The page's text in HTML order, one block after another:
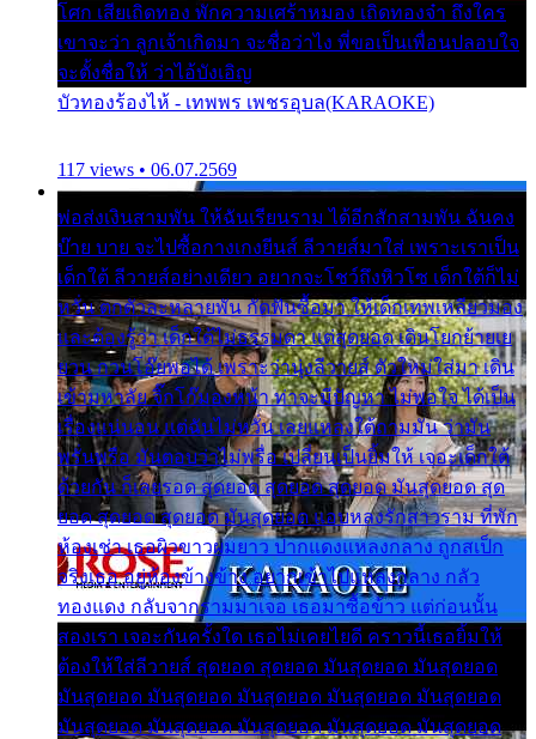
โศก เสียเถิดทอง พักความเศร้าหมอง เถิดทองจ๋า ถึงใคร
เขาจะว่า ลูกเจ้าเกิดมา จะชื่อว่าไง พี่ขอเป็นเพื่อนปลอบใจ
จะตั้งชื่อให้ ว่าไอ้บังเอิญ
บัวทองร้องไห้ - เทพพร เพชรอุบล(KARAOKE)
117 views • 06.07.2569
พ่อส่งเงินสามพัน ให้ฉันเรียนราม ได้อีกสักสามพัน ฉันคง
บ๊าย บาย จะไปซื้อกางเกงยีนส์ ลีวายส์มาใส่ เพราะเราเป็น
เด็กใต้ ลีวายส์อย่างเดียว อยากจะโชว์ถึงหิวโซ เด็กใต้ก็ไม่
หวั่น ตกตัวละหลายพัน กัดฟันซื้อมา ให้เด็กเทพเหลียวมอง
และต้องรู้ว่า เด็กใต้ไม่ธรรมดา แต่สุดยอด เดินโยกย้ายเย
ยวน กวนโอ๊ยพอได้ เพราะว่านุ่งลีวายส์ ตัวใหม่ใส่มา เดิน
เข้ามหาลัย จิ๊กโก๊มองหน้า ท่าจะมีปัญหา ไม่พอใจ ได้เป็น
เรื่องแน่นอน แต่ฉันไม่หวั่น เลยแหลงใต้ถามมัน ว่ามัน
พรั่นพรือ มันตอบว่าไม่พรื่อ เปลี่ยนเป็นยิ้มให้ เจอะเด็กใต้
ด้วยกัน ก็เลยรอด สุดยอด สุดยอด สุดยอด มันสุดยอด สุด
ยอด สุดยอด สุดยอด มันสุดยอด แอบหลงรักสาวราม ที่พัก
ห้องเช่า เธอผิวขาวผมยาว ปากแดงแหลงกลาง ถูกสเป็ก
จริงเธอ อยู่ห้องข้างข้าง อยากเข้าไปแหลงกลาง กลัว
ทองแดง กลับจากรามมาเจอ เธอมาซื้อข้าว แต่ก่อนนั้น
สองเรา เจอะกันครั้งใด เธอไม่เคยไยดี คราวนี้เธอยิ้มให้
ต้องให้ใส่ลีวายส์ สุดยอด สุดยอด มันสุดยอด มันสุดยอด
มันสุดยอด มันสุดยอด มันสุดยอด มันสุดยอด มันสุดยอด
มันสุดยอด มันสุดยอด มันสุดยอด มันสุดยอด มันสุดยอด